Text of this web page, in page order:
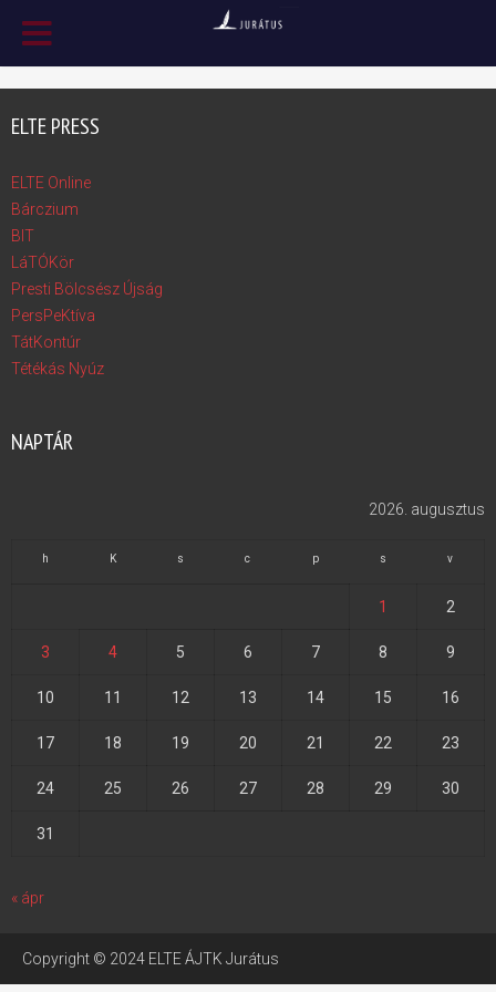
ELTE PRESS
ELTE Online
Bárczium
BIT
LáTÓKör
Presti Bölcsész Újság
PersPeKtíva
TátKontúr
Tétékás Nyúz
NAPTÁR
2026. augusztus
h K s c p s v
1 2
3 4 5 6 7 8 9
10 11 12 13 14 15 16
17 18 19 20 21 22 23
24 25 26 27 28 29 30
31
« ápr
Copyright © 2024 ELTE ÁJTK Jurátus